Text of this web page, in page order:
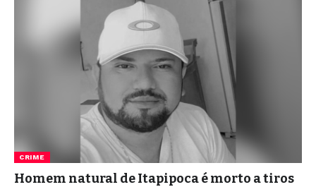
CRIME
Homem natural de Itapipoca é morto a tiros